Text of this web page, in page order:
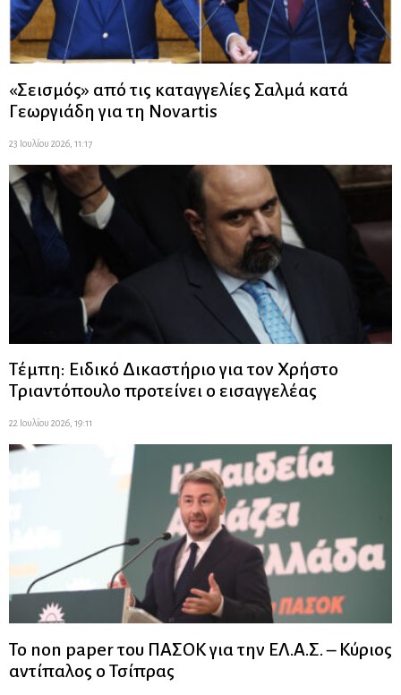
«Σεισμός» από τις καταγγελίες Σαλμά κατά
Γεωργιάδη για τη Novartis
23 Ιουλίου 2026, 11:17
Τέμπη: Ειδικό Δικαστήριο για τον Χρήστο
Τριαντόπουλο προτείνει ο εισαγγελέας
22 Ιουλίου 2026, 19:11
Το non paper του ΠΑΣΟΚ για την ΕΛ.Α.Σ. – Κύριος
αντίπαλος ο Τσίπρας